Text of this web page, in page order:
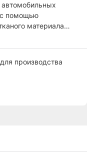
помощью
материала
производства